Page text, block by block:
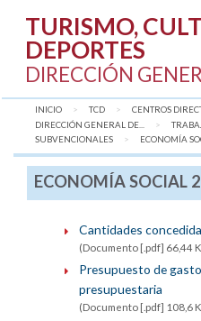
TURISMO,
DEPORTES
DIRECCIÓN
INICIO TCD
CENTROS
DIRECCIÓN GENERAL DE...
SUBVENCIONALES
AQUÍ:
ECONOMÍA
ECONOMÍA SOCIAL
Cantidades
(Documento [.pdf] 66,44
Presupuesto de
presupuestaria
(Documento [.pdf] 108,6